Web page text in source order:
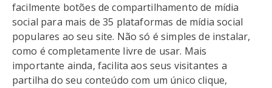
facilmente botões de compartilhamento de mídia
social para mais de 35 plataformas de mídia social
populares ao seu site. Não só é simples de instalar,
como é completamente livre de usar. Mais
importante ainda, facilita aos seus visitantes a
partilha do seu conteúdo com um único clique,